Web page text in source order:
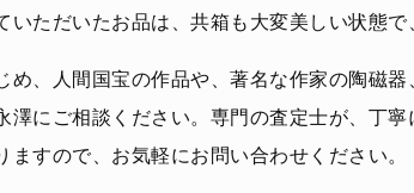
いただいたお品は、共箱も大変美しい状態で
め、人間国宝の作品や、著名な作家の陶磁
澤にご相談ください。専門の査定士が、丁
ますので、お気軽にお問い合わせください。